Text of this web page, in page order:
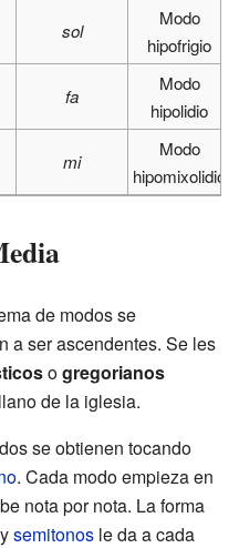
sol
Modo
hipofrigio
fa
Modo
hipolidio
mi
Modo
hipomixolidio
de modos se
a ser ascendentes. Se les
ogregorianos
de la iglesia.
se obtienen tocando
. Cada modo empieza en
nota por nota. La forma
ysemitonos le da a cada